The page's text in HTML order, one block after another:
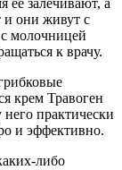
и они живут с
молочницей
к врачу.
крем Травоген
практически
и эффективно.
либо